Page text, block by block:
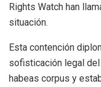
Rights Watch han
situación.
Esta contención
sofisticación legal
habeas corpus y